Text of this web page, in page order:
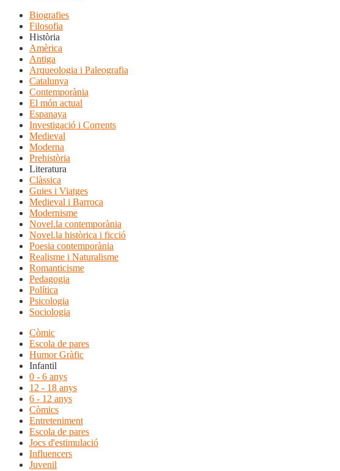
Biografies
Filosofia
Història
Amèrica
Antiga
Arqueologia i Paleografia
Catalunya
Contemporània
El món actual
Espanaya
Investigació i Corrents
Medieval
Moderna
Prehistòria
Literatura
Clàssica
Guies i Viatges
Medieval i Barroca
Modernisme
Novel.la contemporània
Novel.la històrica i ficció
Poesia contemporània
Realisme i Naturalisme
Romanticisme
Pedagogia
Política
Psicologia
Sociologia
Còmic
Escola de pares
Humor Gràfic
Infantil
0 - 6 anys
12 - 18 anys
6 - 12 anys
Còmics
Entreteniment
Escola de pares
Jocs d'estimulació
Influencers
Juvenil